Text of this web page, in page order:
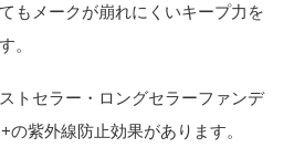
もメークが崩れにくいキープ力を
。
トセラー・ロングセラーファンデ
の紫外線防止効果があります。